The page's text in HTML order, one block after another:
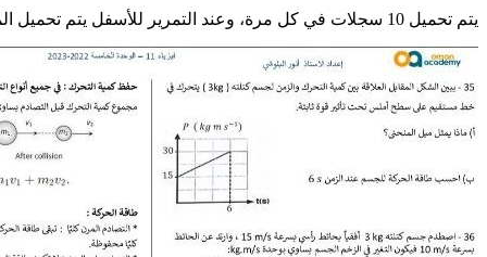
يتم تحميل 10 سجلات في كل مرة، وعند التمرير للأسفل يتم تحميل المزيد تلقائيًا.